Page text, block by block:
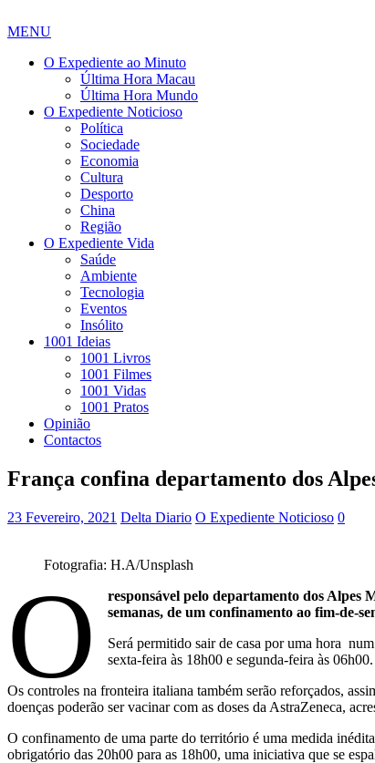
MENU
O Expediente ao Minuto
Última Hora Macau
Última Hora Mundo
O Expediente Noticioso
Política
Sociedade
Economia
Cultura
Desporto
China
Região
O Expediente Vida
Saúde
Ambiente
Tecnologia
Eventos
Insólito
1001 Ideias
1001 Livros
1001 Filmes
1001 Vidas
1001 Pratos
Opinião
Contactos
França confina departamento dos
23 Fevereiro, 2021 Delta Diario O Expediente Noticioso 0
Fotografia: H.A/Unsplash
O
responsável pelo departamento dos Alpes
semanas, de um confinamento ao fim-de-
Será permitido sair de casa por uma hora
sexta-feira às 18h00 e segunda-feira às 06h00.
Os controles na fronteira italiana também serão reforçados,
doenças poderão ser vacinar com as doses da AstraZeneca,
O confinamento de uma parte do território é uma medida
obrigatório das 20h00 para as 18h00, uma iniciativa que se